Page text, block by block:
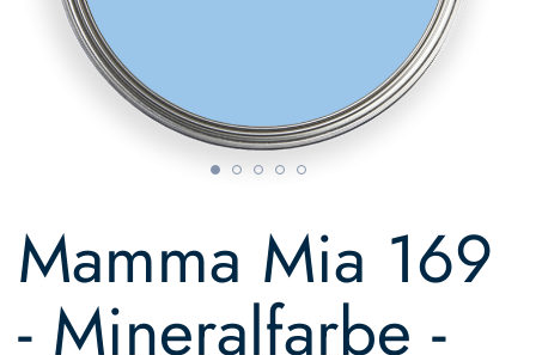
Mamma Mia 169
- Mineralfarbe -
the
beginning
images